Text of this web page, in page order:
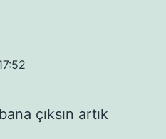
çıksın artık